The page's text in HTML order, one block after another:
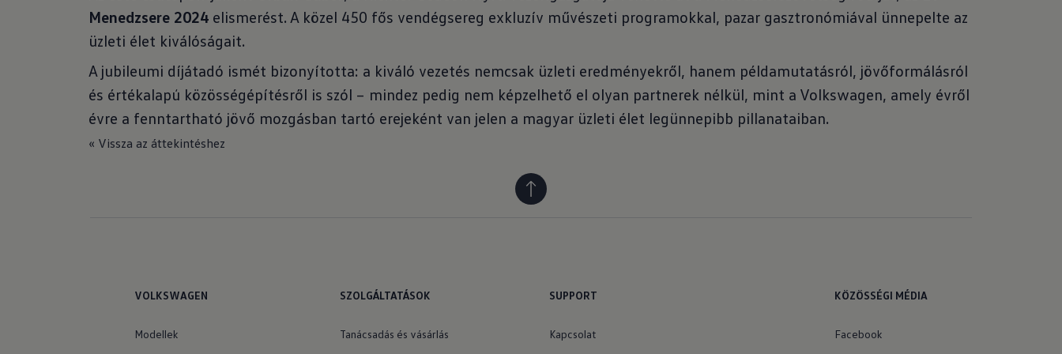
Menedzsere 2024 elismerést. A közel 450 fős vendégsereg exkluzív művészeti programokkal, pazar gasztronómiával ünnepelte az
üzleti élet kiválóságait.
A jubileumi díjátadó ismét bizonyította: a kiváló vezetés nemcsak üzleti eredményekről, hanem példamutatásról, jövőformálásról
és értékalapú közösségépítésről is szól – mindez pedig nem képzelhető el olyan partnerek nélkül, mint a Volkswagen, amely évről
évre a fenntartható jövő mozgásban tartó erejeként van jelen a magyar üzleti élet legünnepibb pillanataiban.
« Vissza az áttekintéshez
VOLKSWAGEN
Modellek
SZOLGÁLTATÁSOK
Tanácsadás és vásárlás
SUPPORT
Kapcsolat
KÖZÖSSÉGI MÉDIA
Facebook